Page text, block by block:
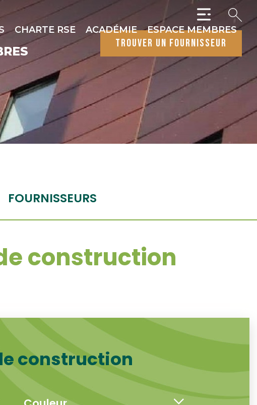
CHARTE RSE ACADÉMIE ESPACE MEMBRES
trouver un fournisseur
FOURNISSEURS
construction
construction